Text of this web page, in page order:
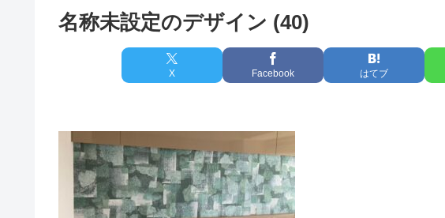
名称未設定のデザイン (40)
X Facebook はてブ